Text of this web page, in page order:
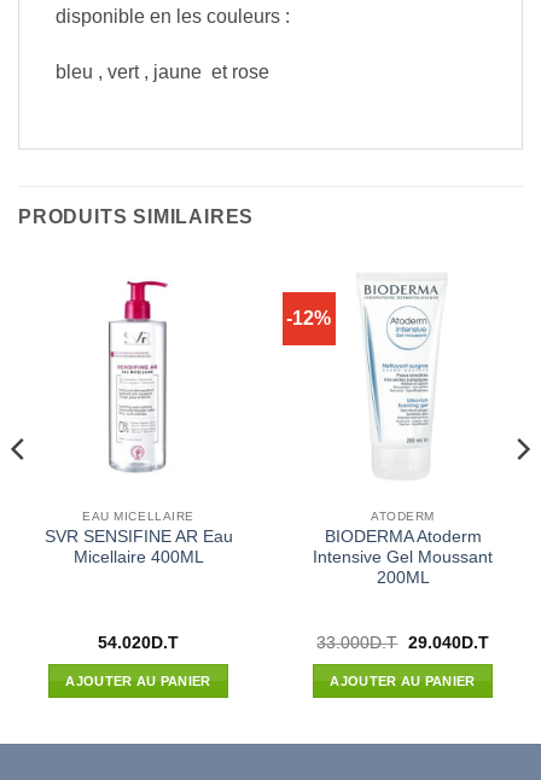
disponible en les couleurs :
bleu , vert , jaune et rose
PRODUITS SIMILAIRES
EAU MICELLAIRE
SVR SENSIFINE AR Eau
Micellaire 400ML
54.020 D.T
AJOUTER AU PANIER
-12%
ATODERM
BIODERMA Atoderm
Intensive Gel Moussant
200ML
33.000D.T Le
initial
était :
29.040D.TLe
AJOUTER AU PANIER